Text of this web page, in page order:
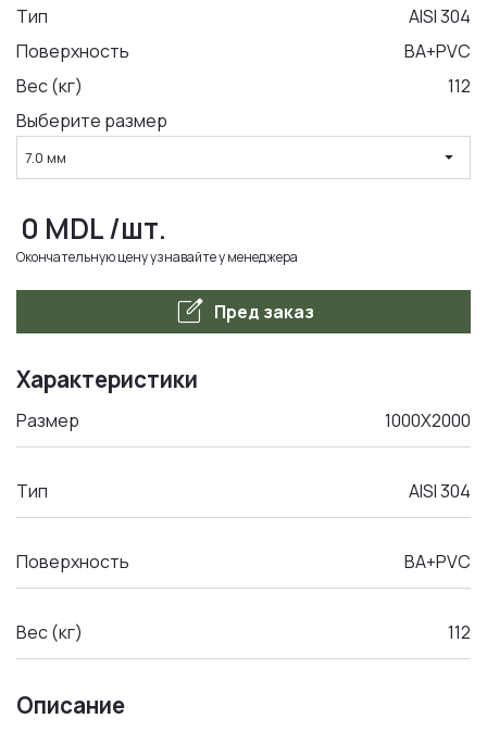
LA COMANDA
Тип
AISI 304
Поверхность
BA+PVC
Вес (кг)
112
Выберите размер
7.0 мм arrow_drop_down
0 MDL/шт.
Окончательную цену узнавайте у менеджера
edit_square Пред заказ
Характеристики
Размер 1000Х2000
Тип AISI 304
Поверхность BA+PVC
Вес (кг) 112
Описание